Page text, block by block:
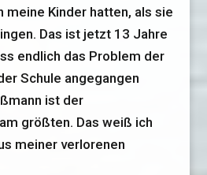
meine Kinder hatten, als sie
Das ist jetzt 13 Jahre
endlich das Problem der
Schule angegangen
ist der
größten. Das weiß ich
meiner verlorenen